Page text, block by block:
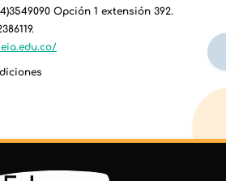
Opción 1 extensión 392.